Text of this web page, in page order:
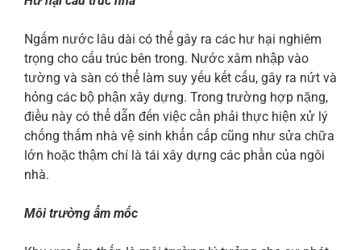
Ngấm nước lâu dài có thể gây ra các hư hại nghiêm
trọng cho cấu trúc bên trong. Nước xâm nhập vào
tường và sàn có thể làm suy yếu kết cấu, gây ra nứt và
hỏng các bộ phận xây dựng. Trong trường hợp nặng,
điều này có thể dẫn đến việc cần phải thực hiện xử lý
chống thấm nhà vệ sinh khẩn cấp cũng như sửa chữa
lớn hoặc thậm chí là tái xây dựng các phần của ngôi
nhà.
Môi trường ẩm mốc